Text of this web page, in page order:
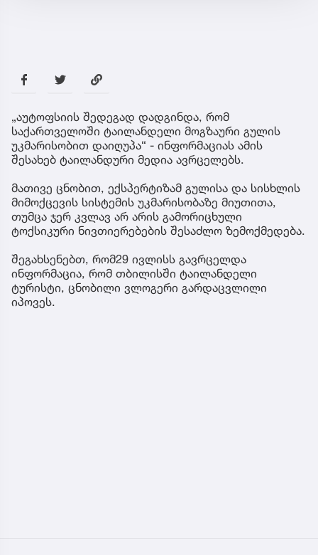
„აუტოფსიის შედეგად დადგინდა, რომ
საქართველოში ტაილანდელი მოგზაური გულის
უკმარისობით დაიღუპა“ - ინფორმაციას ამის
შესახებ ტაილანდური მედია ავრცელებს.
მათივე ცნობით, ექსპერტიზამ გულისა და სისხლის
მიმოქცევის სისტემის უკმარისობაზე მიუთითა,
თუმცა ჯერ კვლავ არ არის გამორიცხული
ტოქსიკური ნივთიერებების შესაძლო ზემოქმედება.
შეგახსენებთ, რომ29 ივლისს გავრცელდა
ინფორმაცია, რომ თბილისში ტაილანდელი
ტურისტი, ცნობილი ვლოგერი გარდაცვლილი
იპოვეს.